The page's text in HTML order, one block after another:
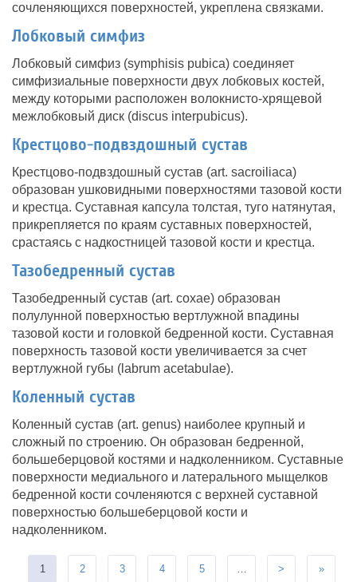
сочленяющихся поверхностей, укреплена связками.
Лобковый симфиз
Лобковый симфиз (symphisis pubica) соединяет
симфизиальные поверхности двух лобковых костей,
между которыми расположен волокнисто-хрящевой
межлобковый диск (discus interpubicus).
Крестцово-подвздошный сустав
Крестцово-подвздошный сустав (art. sacroiliaca)
образован ушковидными поверхностями тазовой кости
и крестца. Суставная капсула толстая, туго натянутая,
прикрепляется по краям суставных поверхностей,
срастаясь с надкостницей тазовой кости и крестца.
Тазобедренный сустав
Тазобедренный сустав (art. coxae) образован
полулунной поверхностью вертлужной впадины
тазовой кости и головкой бедренной кости. Суставная
поверхность тазовой кости увеличивается за счет
вертлужной губы (labrum acetabulae).
Коленный сустав
Коленный сустав (art. genus) наиболее крупный и
сложный по строению. Он образован бедренной,
большеберцовой костями и надколенником. Суставные
поверхности медиального и латерального мыщелков
бедренной кости сочленяются с верхней суставной
поверхностью большеберцовой кости и
надколенником.
1 2 3 4 5 … > »